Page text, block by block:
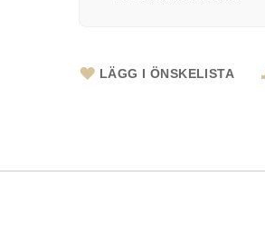
LÄGG I ÖNSKELISTA